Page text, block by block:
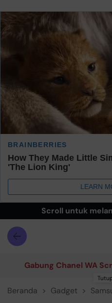
Scroll untuk
Gabung Chanel WA
Beranda Gadget